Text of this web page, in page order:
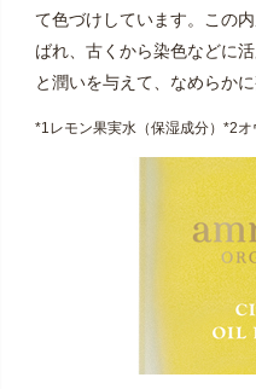
て色づけしています。この
ばれ、古くから染色などに
と潤いを与えて、なめらかに
*1レモン果実水（保湿成分）*2オ